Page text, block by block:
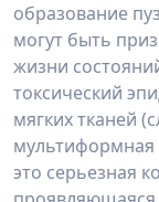
образование
могут быть
жизни
токсический
мягких тканей
это серьезная